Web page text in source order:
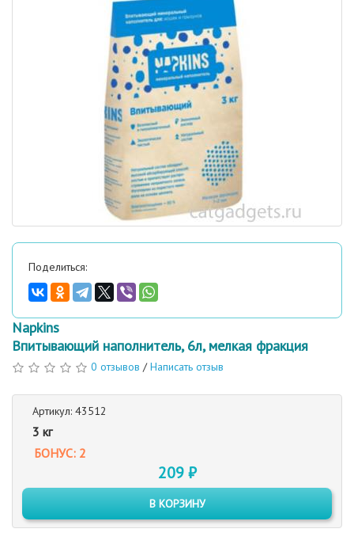
Поделиться:
Napkins
Впитывающий наполнитель, 6л, мелкая фракция
0 отзывов /Написать отзыв
Артикул: 43512
3 кг
БОНУС: 2
209 ₽
В КОРЗИНУ